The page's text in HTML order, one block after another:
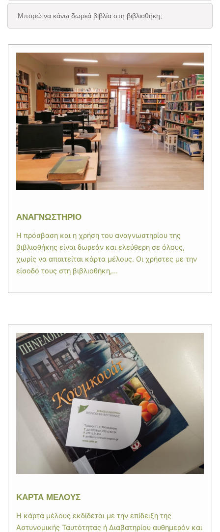
Μπορώ να κάνω δωρεά βιβλία στη βιβλιοθήκη;
ΑΝΑΓΝΩΣΤΗΡΙΟ
Η πρόσβαση και η χρήση του αναγνωστηρίου της
βιβλιοθήκης είναι δωρεάν και ελεύθερη σε όλους,
χωρίς να απαιτείται κάρτα μέλους. Οι χρήστες με την
είσοδό τους στη βιβλιοθήκη,...
ΚΑΡΤΑ ΜΕΛΟΥΣ
Η κάρτα μέλους εκδίδεται με την επίδειξη της
Αστυνομικής Ταυτότητας ή Διαβατηρίου αυθημερόν και